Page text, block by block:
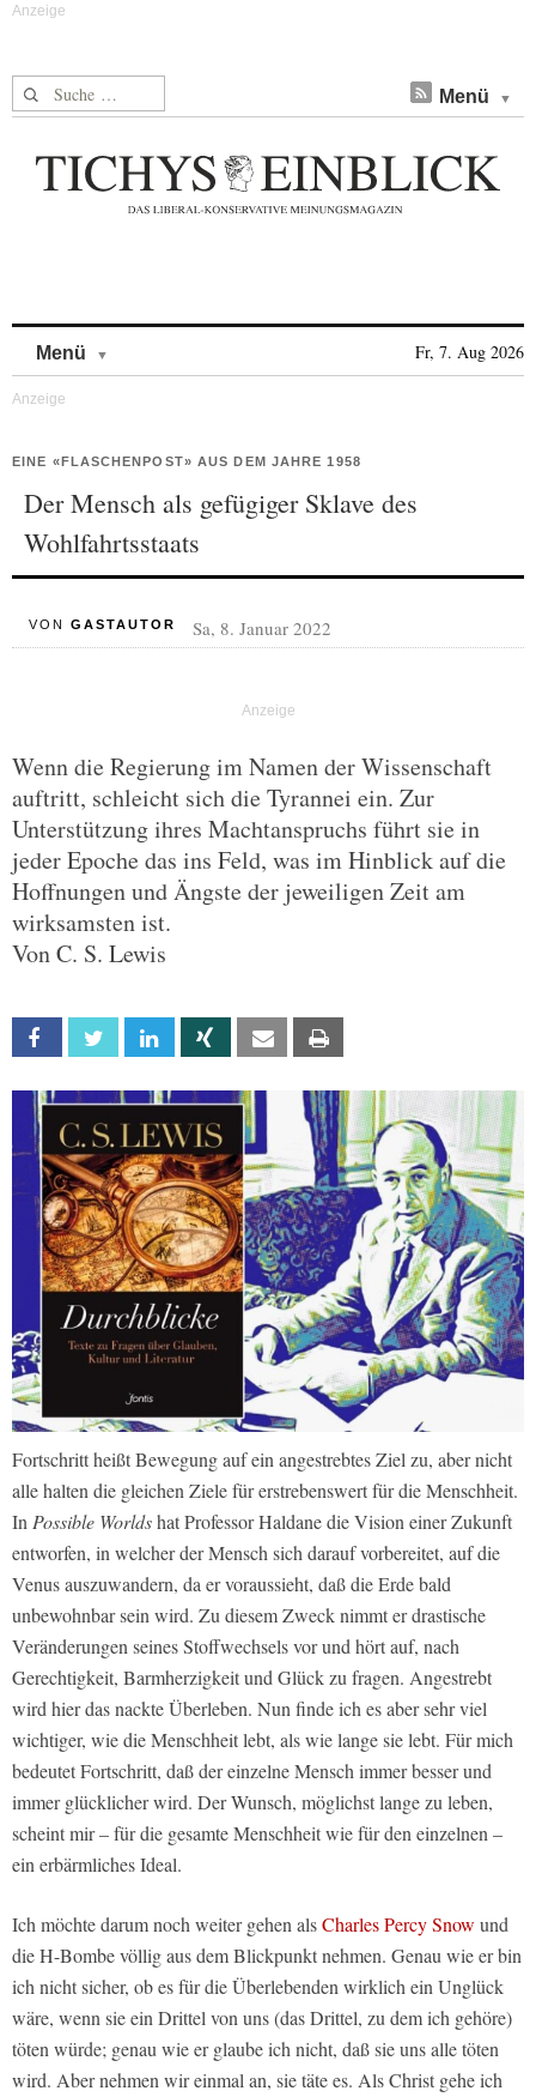
Suche nach: Menü
Menü Fr, 7. Aug 2026
EINE «FLASCHENPOST» AUS DEM JAHRE 1958
Der Mensch als gefügiger Sklave des
Wohlfahrtsstaats
VON GASTAUTOR Sa, 8. Januar 2022
Wenn die Regierung im Namen der Wissenschaft
auftritt, schleicht sich die Tyrannei ein. Zur
Unterstützung ihres Machtanspruchs führt sie in
jeder Epoche das ins Feld, was im Hinblick auf die
Hoffnungen und Ängste der jeweiligen Zeit am
wirksamsten ist.
Von C. S. Lewis
Facebook Twitter Linkedin Xing Email
Fortschritt heißt Bewegung auf ein angestrebtes Ziel zu, aber nicht
alle halten die gleichen Ziele für erstrebenswert für die Menschheit.
InPossible Worldshat Professor Haldane die Vision einer Zukunft
entworfen, in welcher der Mensch sich darauf vorbereitet, auf die
Venus auszuwandern, da er voraussieht, daß die Erde bald
unbewohnbar sein wird. Zu diesem Zweck nimmt er drastische
Veränderungen seines Stoffwechsels vor und hört auf, nach
Gerechtigkeit, Barmherzigkeit und Glück zu fragen. Angestrebt
wird hier das nackte Überleben. Nun finde ich es aber sehr viel
wichtiger, wie die Menschheit lebt, als wie lange sie lebt. Für mich
bedeutet Fortschritt, daß der einzelne Mensch immer besser und
immer glücklicher wird. Der Wunsch, möglichst lange zu leben,
scheint mir – für die gesamte Menschheit wie für den einzelnen –
ein erbärmliches Ideal.
Ich möchte darum noch weiter gehen alsCharles Percy Snow und
die H-Bombe völlig aus dem Blickpunkt nehmen. Genau wie er bin
ich nicht sicher, ob es für die Überlebenden wirklich ein Unglück
wäre, wenn sie ein Drittel von uns (das Drittel, zu dem ich gehöre)
töten würde; genau wie er glaube ich nicht, daß sie uns alle töten
wird. Aber nehmen wir einmal an, sie täte es. Als Christ gehe ich